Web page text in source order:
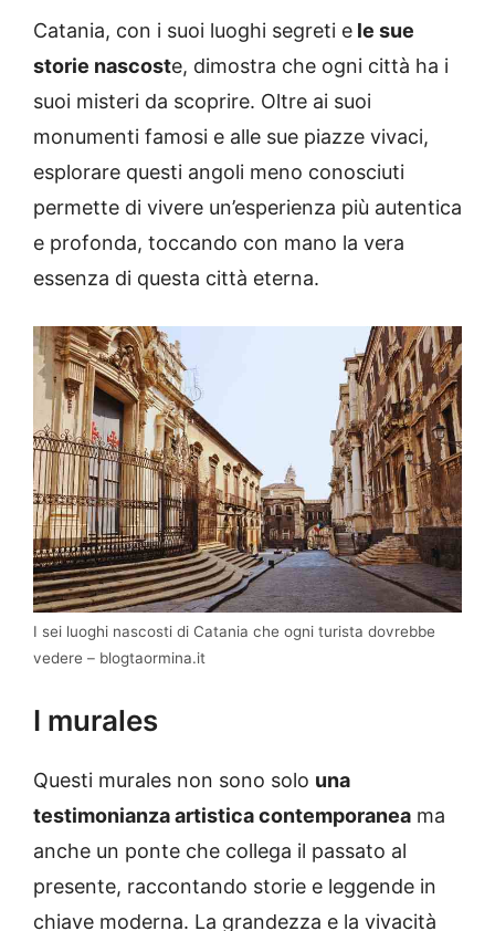
Catania, con i suoi luoghi segreti e le sue
storie nascoste, dimostra che ogni città ha i
suoi misteri da scoprire. Oltre ai suoi
monumenti famosi e alle sue piazze vivaci,
esplorare questi angoli meno conosciuti
permette di vivere un’esperienza più autentica
e profonda, toccando con mano la vera
essenza di questa città eterna.
I sei luoghi nascosti di Catania che ogni turista dovrebbe
vedere – blogtaormina.it
I murales
Questi murales non sono solo una
testimonianza artistica contemporanea ma
anche un ponte che collega il passato al
presente, raccontando storie e leggende in
chiave moderna. La grandezza e la vivacità